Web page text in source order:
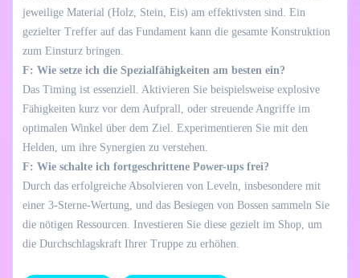
jeweilige Material (Holz, Stein, Eis) am effektivsten sind. Ein
gezielter Treffer auf das Fundament kann die gesamte Konstruktion
zum Einsturz bringen.
F: Wie setze ich die Spezialfähigkeiten am besten ein?
Das Timing ist essenziell. Aktivieren Sie beispielsweise explosive
Fähigkeiten kurz vor dem Aufprall, oder streuende Angriffe im
optimalen Winkel über dem Ziel. Experimentieren Sie mit den
Helden, um ihre Synergien zu verstehen.
F: Wie schalte ich fortgeschrittene Power-ups frei?
Durch das erfolgreiche Absolvieren von Leveln, insbesondere mit
einer 3-Sterne-Wertung, und das Besiegen von Bossen sammeln Sie
die nötigen Ressourcen. Investieren Sie diese gezielt im Shop, um
die Durchschlagskraft Ihrer Truppe zu erhöhen.